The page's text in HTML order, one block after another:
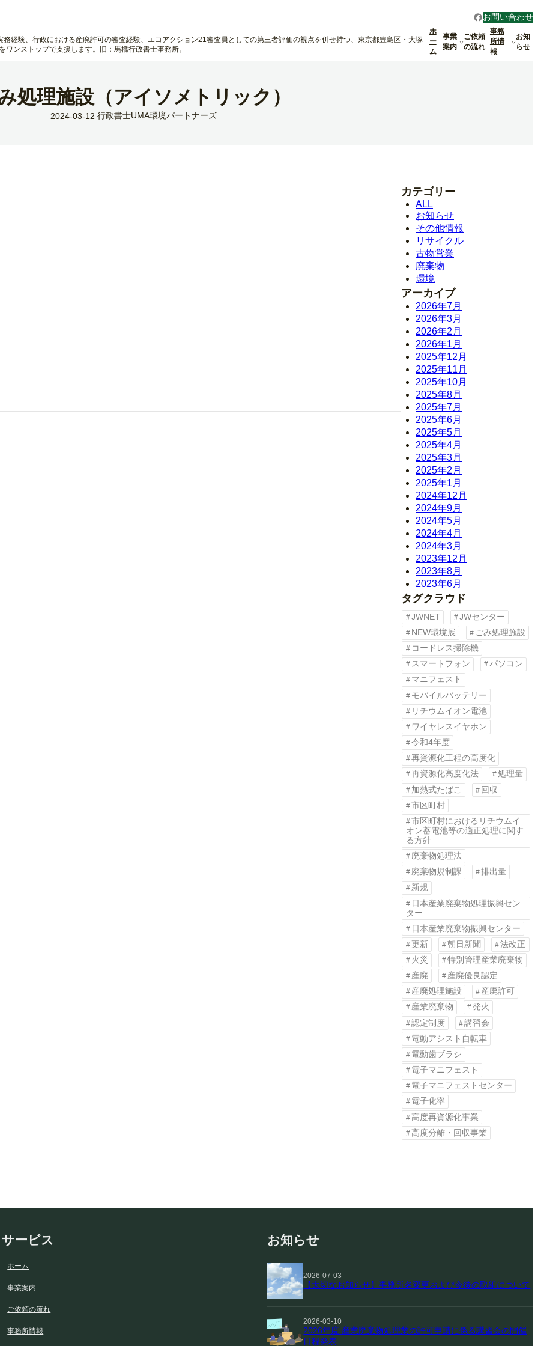
経験、行政における産廃許可の審査経験、エコアクション21審査員としての第三者評価の視点を併せ持つ、東京都豊島区・大塚
ンストップで支援します。旧：馬橋行政書士事務所。
Facebook
お問い合わせ
ホ
ー
ム
事業
案内
ご依頼
の流れ
事務
所情
報
お知
らせ
処理施設（アイソメトリック）
2024-03-12 行政書士UMA環境パートナーズ
カテゴリー
ALL
お知らせ
その他情報
リサイクル
古物営業
廃棄物
環境
アーカイブ
2026年7月
2026年3月
2026年2月
2026年1月
2025年12月
2025年11月
2025年10月
2025年8月
2025年7月
2025年6月
2025年5月
2025年4月
2025年3月
2025年2月
2025年1月
2024年12月
2024年9月
2024年5月
2024年4月
2024年3月
2023年12月
2023年8月
2023年6月
タグクラウド
JWNET
JWセンター
NEW環境展
ごみ処理施設
コードレス掃除機
スマートフォン
パソコン
マニフェスト
モバイルバッテリー
リチウムイオン電池
ワイヤレスイヤホン
令和4年度
再資源化工程の高度化
再資源化高度化法
処理量
加熱式たばこ
回収
市区町村
市区町村におけるリチウムイ
オン蓄電池等の適正処理に関す
る方針
廃棄物処理法
廃棄物規制課
排出量
新規
日本産業廃棄物処理振興セン
ター
日本産業廃棄物振興センター
更新
朝日新聞
法改正
火災
特別管理産業廃棄物
産廃
産廃優良認定
産廃処理施設
産廃許可
産業廃棄物
発火
認定制度
講習会
電動アシスト自転車
電動歯ブラシ
電子マニフェスト
電子マニフェストセンター
電子化率
高度再資源化事業
高度分離・回収事業
サービス
ホーム
事業案内
ご依頼の流れ
事務所情報
お知らせ
2026-07-03
【大切なお知らせ】事務所名変更および今後の取組について
2026-03-10
2026年度 産業廃棄物処理業の許可申請に係る講習会の開催
日程発表